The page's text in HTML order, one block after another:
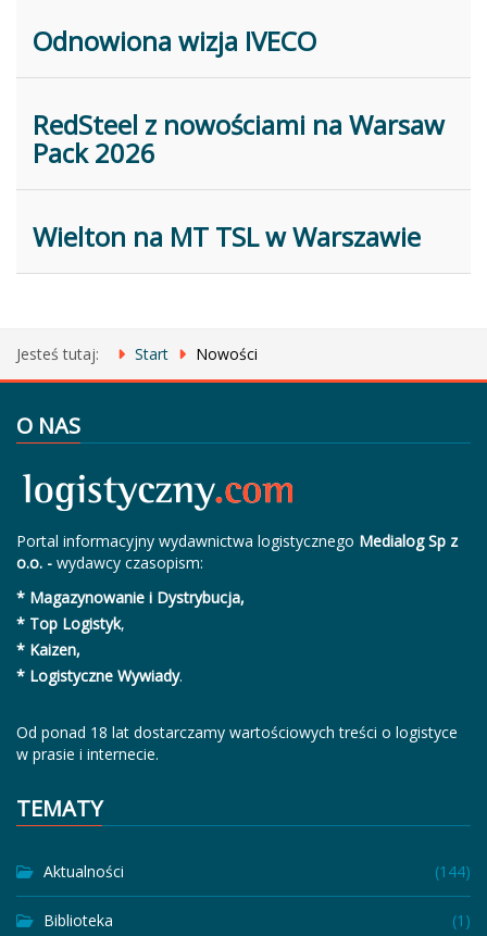
Odnowiona wizja IVECO
RedSteel z nowościami na Warsaw
Pack 2026
Wielton na MT TSL w Warszawie
Jesteś tutaj: Start Nowości
O NAS
Portal informacyjny wydawnictwa logistycznego Medialog Sp z
o.o. - wydawcy czasopism:
* Magazynowanie i Dystrybucja,
* Top Logistyk,
* Kaizen,
* Logistyczne Wywiady.
Od ponad 18 lat dostarczamy wartościowych treści o logistyce
w prasie i internecie.
TEMATY
Aktualności (144)
Biblioteka (1)